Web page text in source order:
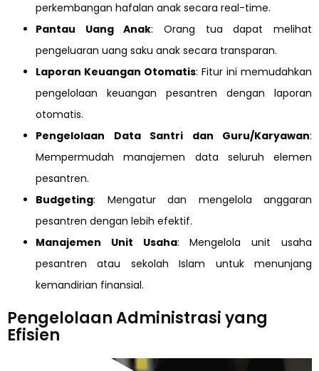
perkembangan hafalan anak secara real-time.
Pantau Uang Anak: Orang tua dapat melihat
pengeluaran uang saku anak secara transparan.
Laporan Keuangan Otomatis: Fitur ini memudahkan
pengelolaan keuangan pesantren dengan laporan
otomatis.
Pengelolaan Data Santri dan Guru/Karyawan:
Mempermudah manajemen data seluruh elemen
pesantren.
Budgeting: Mengatur dan mengelola anggaran
pesantren dengan lebih efektif.
Manajemen Unit Usaha: Mengelola unit usaha
pesantren atau sekolah Islam untuk menunjang
kemandirian finansial.
Pengelolaan Administrasi yang
Efisien